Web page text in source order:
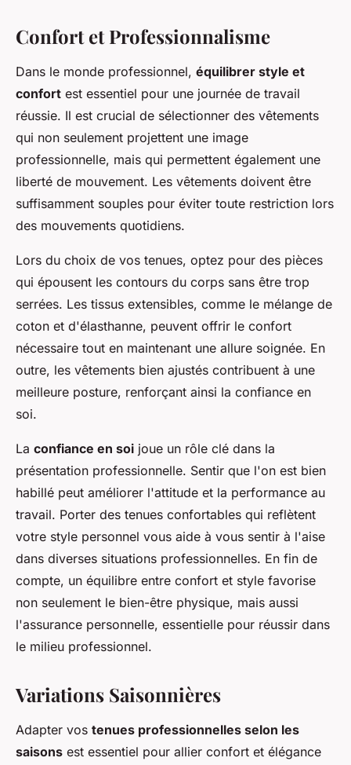
Confort et Professionnalisme
Dans le monde professionnel, équilibrer style et
confort est essentiel pour une journée de travail
réussie. Il est crucial de sélectionner des vêtements
qui non seulement projettent une image
professionnelle, mais qui permettent également une
liberté de mouvement. Les vêtements doivent être
suffisamment souples pour éviter toute restriction lors
des mouvements quotidiens.
Lors du choix de vos tenues, optez pour des pièces
qui épousent les contours du corps sans être trop
serrées. Les tissus extensibles, comme le mélange de
coton et d'élasthanne, peuvent offrir le confort
nécessaire tout en maintenant une allure soignée. En
outre, les vêtements bien ajustés contribuent à une
meilleure posture, renforçant ainsi la confiance en
soi.
La confiance en soi joue un rôle clé dans la
présentation professionnelle. Sentir que l'on est bien
habillé peut améliorer l'attitude et la performance au
travail. Porter des tenues confortables qui reflètent
votre style personnel vous aide à vous sentir à l'aise
dans diverses situations professionnelles. En fin de
compte, un équilibre entre confort et style favorise
non seulement le bien-être physique, mais aussi
l'assurance personnelle, essentielle pour réussir dans
le milieu professionnel.
Variations Saisonnières
Adapter vos tenues professionnelles selon les
saisons est essentiel pour allier confort et élégance